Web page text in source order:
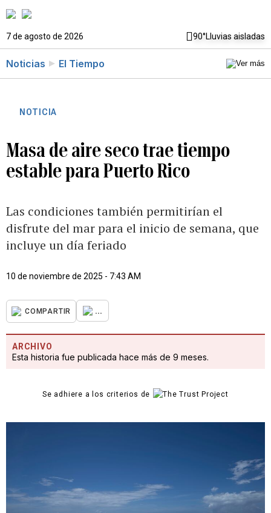
7 de agosto de 2026 90°Lluvias aisladas
Noticias El Tiempo
NOTICIA
Masa de aire seco trae tiempo
estable para Puerto Rico
Las condiciones también permitirían el
disfrute del mar para el inicio de semana, que
incluye un día feriado
10 de noviembre de 2025 - 7:43 AM
COMPARTIR ...
ARCHIVO
Esta historia fue publicada hace más de 9 meses.
Se adhiere a los criterios de